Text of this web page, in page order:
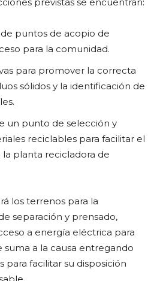
puntos de acopio de
para la comunidad.
para promover la correcta
sólidos y la identificación de
un punto de selección y
reciclables para facilitar el
planta recicladora de
los terrenos para la
separación y prensado,
a energía eléctrica para
suma a la causa entregando
para facilitar su disposición